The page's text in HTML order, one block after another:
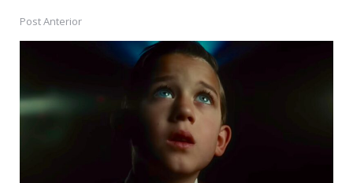
PostPost Anterior